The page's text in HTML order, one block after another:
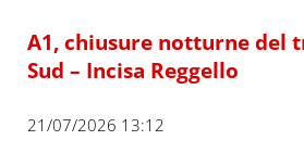
A1, chiusure notturne del
Sud – Incisa Reggello
21/07/2026 13:12